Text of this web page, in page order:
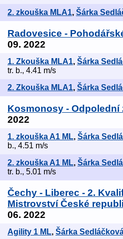
2. zkouška MLA1, Šárka
Radovesice -
09. 2022
1. Zkouška MLA1, Šárka
tr. b., 4.41 m/s
2. Zkouška MLA1, Šárka
Kosmonosy - Odpolední
2022
1. zkouška A1 ML, Šárka
b., 4.51 m/s
2. zkouška A1 ML, Šárka
tr. b., 5.01 m/s
Čechy - Liberec - 2.
Mistrovství České
06. 2022
Agility 1 ML, Šárka